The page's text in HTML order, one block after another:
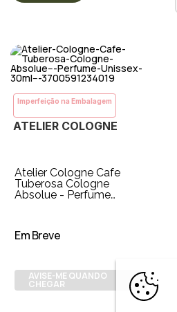
Imperfeição na Embalagem
ATELIER COLOGNE
Atelier Cologne Cafe
Tuberosa Cologne
Absolue - Perfume
Em Breve
AVISE-ME QUANDO
CHEGAR